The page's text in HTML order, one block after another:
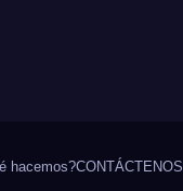
hacemos?CONTÁCTENOS